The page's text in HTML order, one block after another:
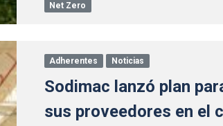
Net Zero
Adherentes Noticias
Sodimac lanzó plan
sus proveedores en el